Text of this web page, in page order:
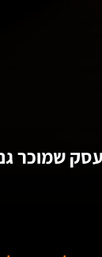
שמוכר